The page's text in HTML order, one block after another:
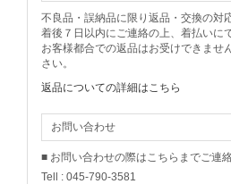
不良品・誤納品に限り返品・交換の対
着後７日以内にご連絡の上、着払いに
お客様都合での返品はお受けできませ
さい。
返品についての詳細はこちら
お問い合わせ
■ お問い合わせの際はこちらまでご連
Tell : 045-790-3581